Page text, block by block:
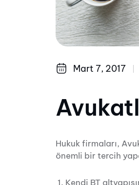
Mart 7, 2017
Hukuk firmaları,
önemli bir tercih
Kendi BT